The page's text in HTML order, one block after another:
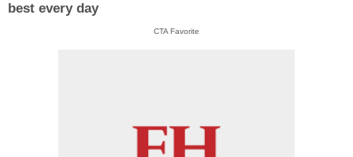
best every day
CTA Favorite